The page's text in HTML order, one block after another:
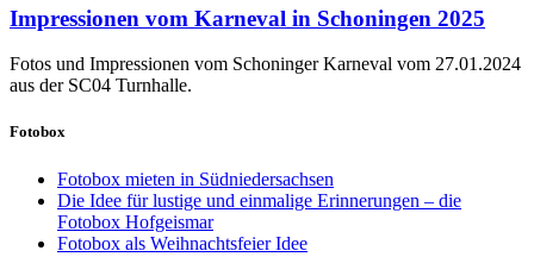
Impressionen vom Karneval in Schoningen 2025
Fotos und Impressionen vom Schoninger Karneval vom 27.01.2024
aus der SC04 Turnhalle.
Fotobox
Fotobox mieten in Südniedersachsen
Die Idee für lustige und einmalige Erinnerungen – die
Fotobox Hofgeismar
Fotobox als Weihnachtsfeier Idee